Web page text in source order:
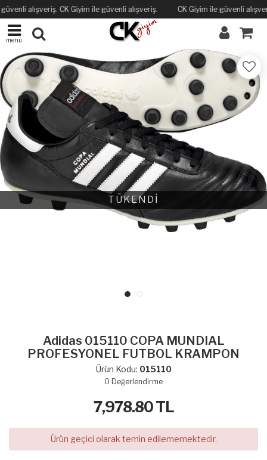
alışveriş. CK Giyim ile güvenli alışveriş. CK Giyim ile güvenli
menü
TÜKENDİ
Adidas 015110 COPA MUNDIAL
PROFESYONEL FUTBOL KRAMPON
Ürün Kodu: 015110
0 Değerlendirme
7,978.80TL
Ürün geçici olarak temin edilememektedir.